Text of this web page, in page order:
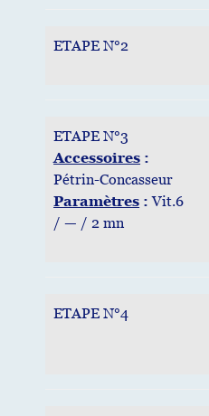
ETAPE N°2
ETAPE N°3
Accessoires :
Pétrin-Concasseur
Paramètres : Vit.6
/ — / 2 mn
ETAPE N°4